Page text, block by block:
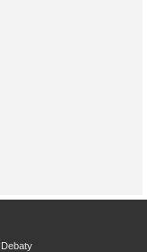
Debaty